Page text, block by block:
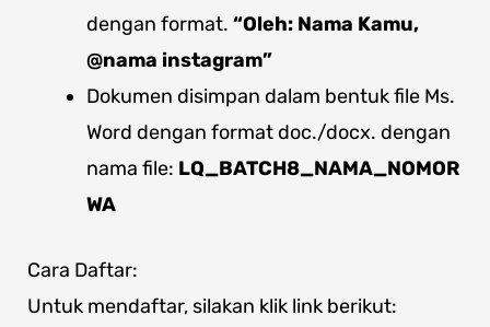
dengan format. “Oleh: Nama Kamu,
@nama instagram”
Dokumen disimpan dalam bentuk file Ms.
Word dengan format doc./docx. dengan
nama file: LQ_BATCH8_NAMA_NOMOR
WA
Cara Daftar:
Untuk mendaftar, silakan klik link berikut: